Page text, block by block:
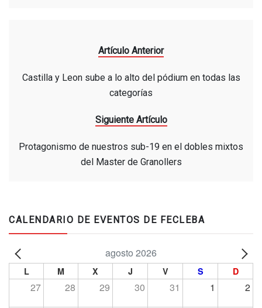
Artículo Anterior
Castilla y Leon sube a lo alto del pódium en todas las
categorías
Siguiente Artículo
Protagonismo de nuestros sub-19 en el dobles mixtos
del Master de Granollers
CALENDARIO DE EVENTOS DE FECLEBA
agosto 2026
L M X J V S D
27 28 29 30 31 1 2